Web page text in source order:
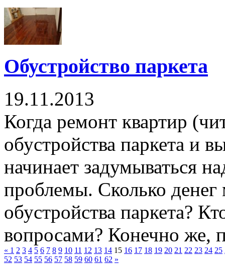
Обустройство паркета
19.11.2013
Когда ремонт квартир
обустройства паркета и
начинает задумываться
проблемы. Сколько денег
обустройства паркета?
вопросами? Конечно же,
« 1 2 3 4 5 6 7 8 9 10 11 12 13 14 15 16 17 18 19 20 21 22 23 24 25
52 53 54 55 56 57 58 59 60 61 62 »